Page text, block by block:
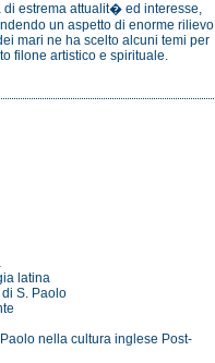
estrema attualit� ed interesse,
un aspetto di enorme rilievo
mari ne ha scelto alcuni temi per
filone artistico e spirituale.
latina
S. Paolo
nella cultura inglese Post-